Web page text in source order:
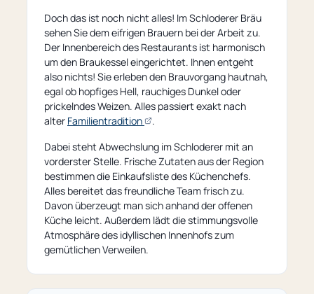
Doch das ist noch nicht alles! Im Schloderer Bräu
sehen Sie dem eifrigen Brauern bei der Arbeit zu.
Der Innenbereich des Restaurants ist harmonisch
um den Braukessel eingerichtet. Ihnen entgeht
also nichts! Sie erleben den Brauvorgang hautnah,
egal ob hopfiges Hell, rauchiges Dunkel oder
prickelndes Weizen. Alles passiert exakt nach
alter Familientradition
(opens
external
page)
.
Dabei steht Abwechslung im Schloderer mit an
vorderster Stelle. Frische Zutaten aus der Region
bestimmen die Einkaufsliste des Küchenchefs.
Alles bereitet das freundliche Team frisch zu.
Davon überzeugt man sich anhand der offenen
Küche leicht. Außerdem lädt die stimmungsvolle
Atmosphäre des idyllischen Innenhofs zum
gemütlichen Verweilen.